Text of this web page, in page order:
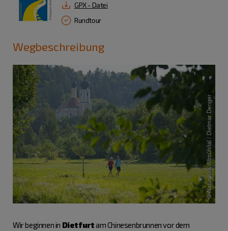
GPX - Datei
Rundtour
Wegbeschreibung
Wir beginnen in Dietfurtam Chinesenbrunnen vor dem